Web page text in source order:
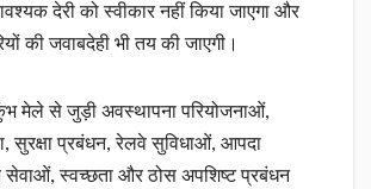
देरी को स्वीकार नहीं किया जाएगा और
की जवाबदेही भी तय की जाएगी।
मेले से जुड़ी अवस्थापना परियोजनाओं,
सुरक्षा प्रबंधन, रेलवे सुविधाओं, आपदा
सेवाओं, स्वच्छता और ठोस अपशिष्ट प्रबंधन